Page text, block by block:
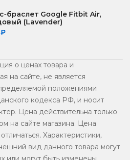
браслет Google Fitbit Air,
(Lavender)
₽
о ценах товара и
на сайте, не является
положениями
кодекса РФ, и носит
Цена действительна только
на сайте магазина. Цена
Xарактеристики,
вид данного товара могут